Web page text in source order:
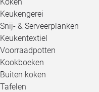
Keukengerei
Snij- & Serveerplanken
Keukentextiel
Voorraadpotten
Kookboeken
Buiten koken
Tafelen